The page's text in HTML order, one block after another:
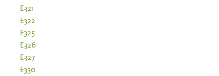
E321
E322
E325
E326
E327
E330